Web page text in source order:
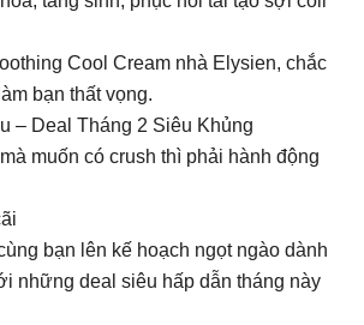
Cool Cream nhà Elysien, chắc
bạn thất vọng.
– Deal Tháng 2 Siêu Khủng
muốn có crush thì phải hành động
bạn lên kế hoạch ngọt ngào dành
những deal siêu hấp dẫn tháng này